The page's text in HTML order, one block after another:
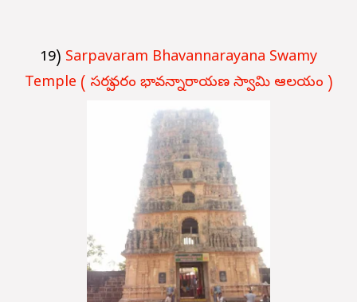
19) Sarpavaram Bhavannarayana Swamy
Temple ( సర్పవరం భావన్నారాయణ స్వామి ఆలయం )